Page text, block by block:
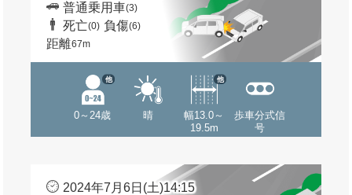
普通乗用車(3)
死亡(0) 負傷(6)
距離67m
0～24歳
他
晴
幅13.0～
19.5m
他
歩車分式信
号
2024年7月6日(土)14:15